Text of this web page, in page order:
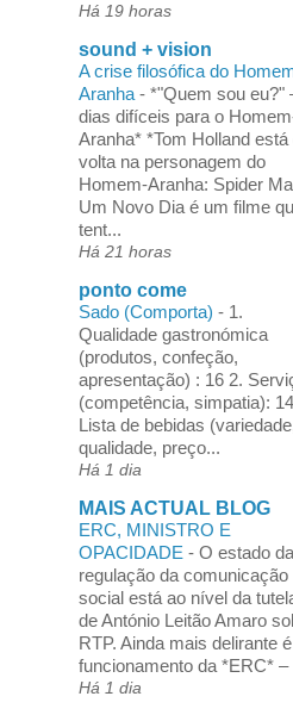
Há 19 horas
sound + vision
A crise filosófica do
Aranha - *"Quem sou
dias difíceis para o
Aranha* *Tom Holland está
volta na personagem do
Homem-Aranha: Spider
Um Novo Dia é um filme
tent...
Há 21 horas
ponto come
Sado (Comporta) - 1.
Qualidade gastronómica
(produtos, confeção,
apresentação) : 16 2.
(competência, simpatia):
Lista de bebidas
qualidade, preço...
Há 1 dia
MAIS ACTUAL BLOG
ERC, MINISTRO E
OPACIDADE - O estado da
regulação da comunicação
social está ao nível da
de António Leitão Amaro
RTP. Ainda mais delirante
funcionamento da *ERC* –
Há 1 dia